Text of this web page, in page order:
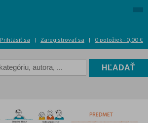
Prihlásiť sa | Zaregistrovať sa | 0 položiek - 0,00 €